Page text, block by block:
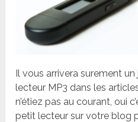
Il vous arrivera surement
lecteur MP3 dans les
n’étiez pas au courant, oui
petit lecteur sur votre blog